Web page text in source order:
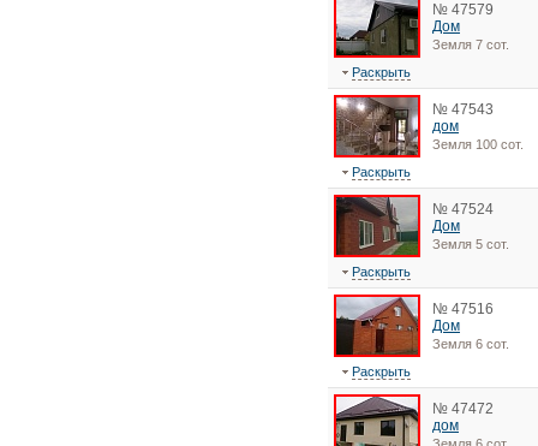
№ 47579
Дом
Земля 7 сот.
Раскрыть
№ 47543
дом
Земля 100 сот.
Раскрыть
№ 47524
Дом
Земля 5 сот.
Раскрыть
№ 47516
Дом
Земля 6 сот.
Раскрыть
№ 47472
дом